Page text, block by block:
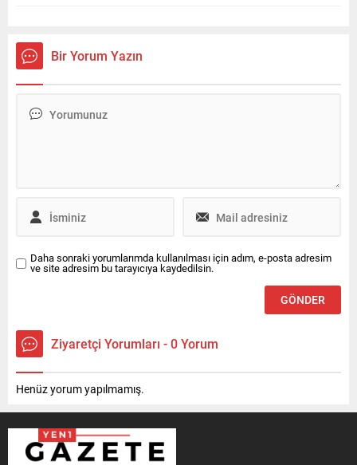
Bir Yorum Yazın
Daha sonraki yorumlarımda kullanılması için adım, e-posta adresim
ve site adresim bu tarayıcıya kaydedilsin.
Ziyaretçi Yorumları - 0 Yorum
Henüz yorum yapılmamış.